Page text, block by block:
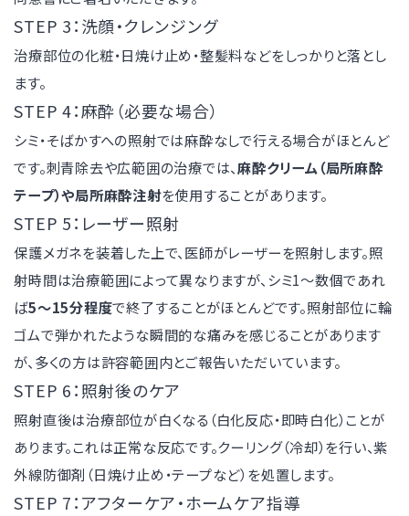
STEP 3：洗顔・クレンジング
治療部位の化粧・日焼け止め・整髪料などをしっかりと落とし
ます。
STEP 4：麻酔（必要な場合）
シミ・そばかすへの照射では麻酔なしで行える場合がほとんど
です。刺青除去や広範囲の治療では、麻酔クリーム（局所麻酔
テープ）や局所麻酔注射を使用することがあります。
STEP 5：レーザー照射
保護メガネを装着した上で、医師がレーザーを照射します。照
射時間は治療範囲によって異なりますが、シミ1〜数個であれ
ば5〜15分程度で終了することがほとんどです。照射部位に輪
ゴムで弾かれたような瞬間的な痛みを感じることがあります
が、多くの方は許容範囲内とご報告いただいています。
STEP 6：照射後のケア
照射直後は治療部位が白くなる（白化反応・即時白化）ことが
あります。これは正常な反応です。クーリング（冷却）を行い、紫
外線防御剤（日焼け止め・テープなど）を処置します。
STEP 7：アフターケア・ホームケア指導